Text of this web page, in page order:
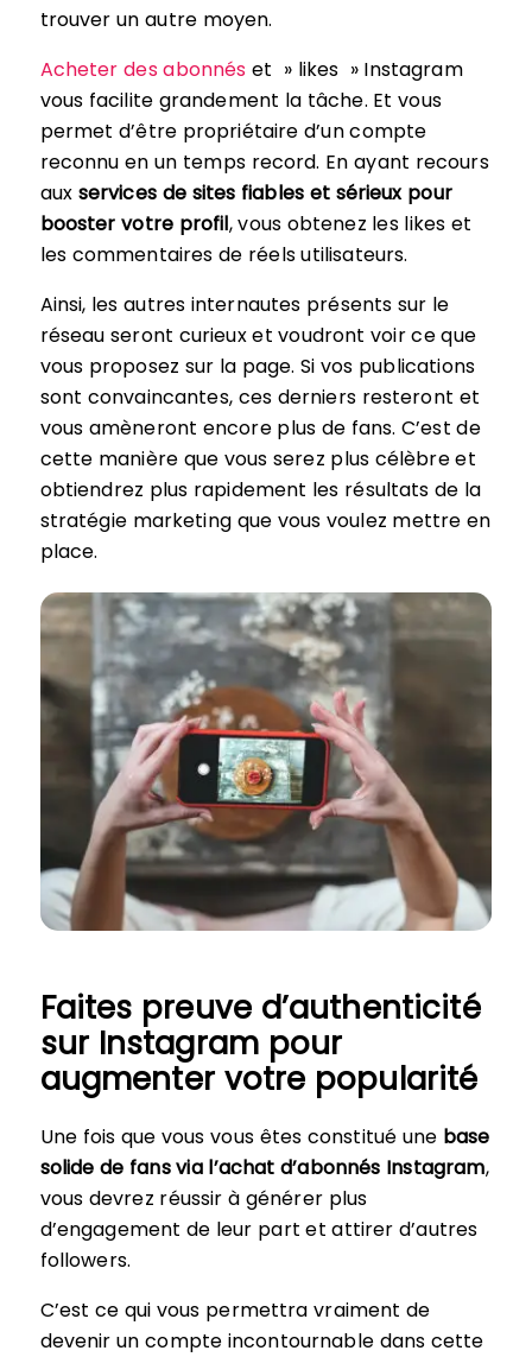
trouver un autre moyen.
Acheter des abonnés et » likes » Instagram
vous facilite grandement la tâche. Et vous
permet d’être propriétaire d’un compte
reconnu en un temps record. En ayant recours
aux services de sites fiables et sérieux pour
booster votre profil, vous obtenez les likes et
les commentaires de réels utilisateurs.
Ainsi, les autres internautes présents sur le
réseau seront curieux et voudront voir ce que
vous proposez sur la page. Si vos publications
sont convaincantes, ces derniers resteront et
vous amèneront encore plus de fans. C’est de
cette manière que vous serez plus célèbre et
obtiendrez plus rapidement les résultats de la
stratégie marketing que vous voulez mettre en
place.
Faites preuve d’authenticité
sur Instagram pour
augmenter votre popularité
Une fois que vous vous êtes constitué une base
solide de fans via l’achat d’abonnés Instagram,
vous devrez réussir à générer plus
d’engagement de leur part et attirer d’autres
followers.
C’est ce qui vous permettra vraiment de
devenir un compte incontournable dans cette